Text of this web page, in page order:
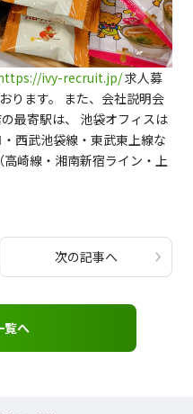
ivy-recruit.jp/求人募
ります。 また、会社説明会
最寄駅は、 池袋オフィスは
西武池袋線・東武東上線な
崎線・湘南新宿ライン・上
次の記事へ
覧へ